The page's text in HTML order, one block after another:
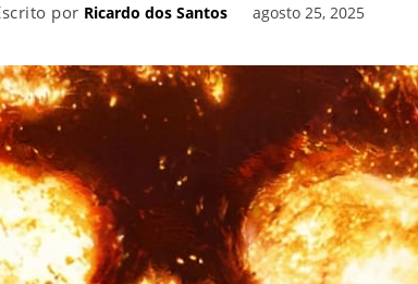
por Ricardo dos Santos agosto 25, 2025